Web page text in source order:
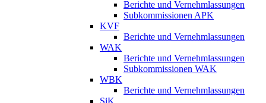
Berichte und Vernehmlassungen
Subkommissionen APK
KVF
Berichte und Vernehmlassungen
WAK
Berichte und Vernehmlassungen
Subkommissionen WAK
WBK
Berichte und Vernehmlassungen